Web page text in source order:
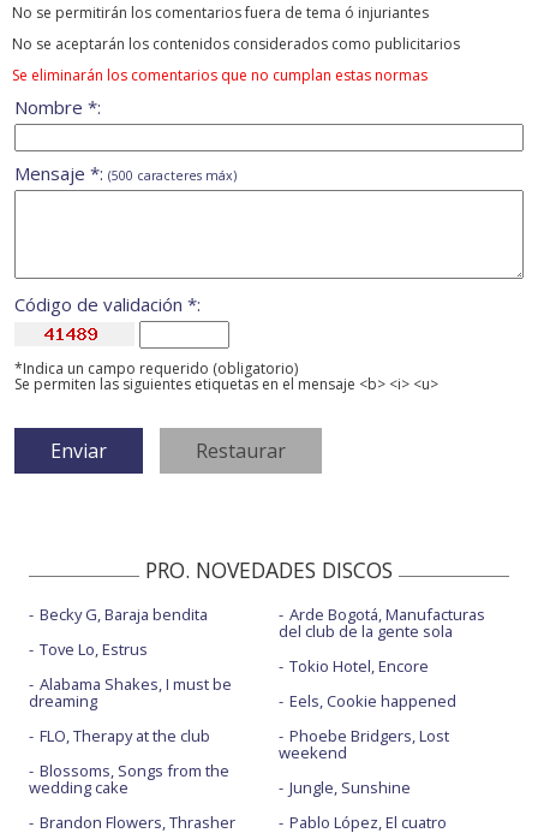
No se permitirán los comentarios fuera de tema ó injuriantes
No se aceptarán los contenidos considerados como publicitarios
Se eliminarán los comentarios que no cumplan estas normas
Nombre *:
Mensaje *: (500 caracteres máx)
Código de validación *:
*Indica un campo requerido (obligatorio)
Se permiten las siguientes etiquetas en el mensaje <b> <i> <u>
PRO. NOVEDADES DISCOS
Becky G, Baraja bendita
Tove Lo, Estrus
Alabama Shakes, I must be
dreaming
FLO, Therapy at the club
Blossoms, Songs from the
wedding cake
Brandon Flowers, Thrasher
Arde Bogotá, Manufacturas
del club de la gente sola
Tokio Hotel, Encore
Eels, Cookie happened
Phoebe Bridgers, Lost
weekend
Jungle, Sunshine
Pablo López, El cuatro